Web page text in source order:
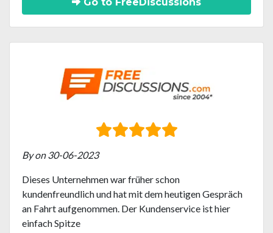
By on 30-06-2023
Dieses Unternehmen war früher schon
kundenfreundlich und hat mit dem heutigen Gespräch
an Fahrt aufgenommen. Der Kundenservice ist hier
einfach Spitze